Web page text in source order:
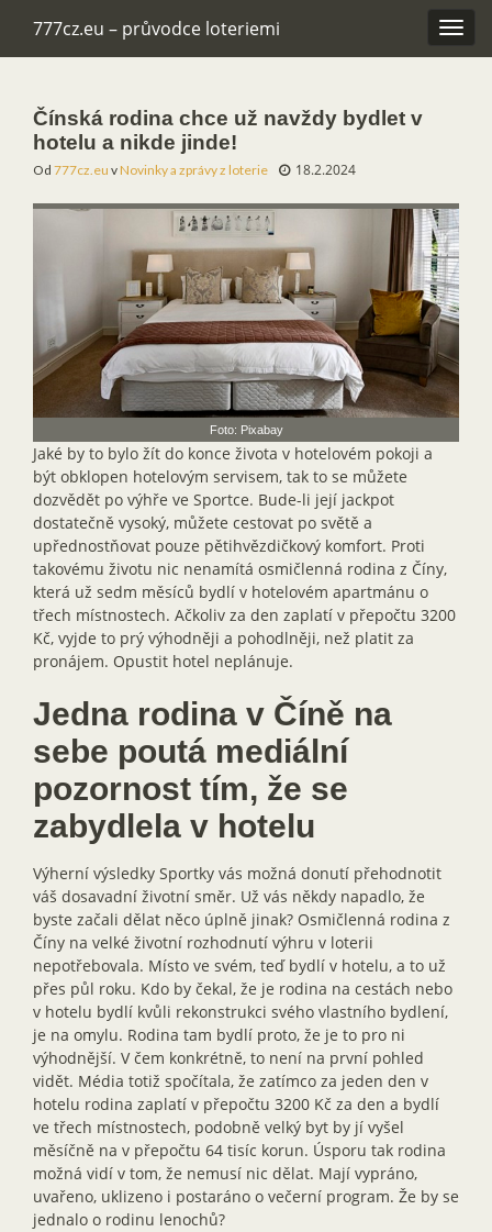
777cz.eu – průvodce loteriemi
Čínská rodina chce už navždy bydlet v
hotelu a nikde jinde!
Od 777cz.eu vNovinky a zprávy z loterie 18.2.2024
Foto: Pixabay
Jaké by to bylo žít do konce života v hotelovém pokoji a
být obklopen hotelovým servisem, tak to se můžete
dozvědět po výhře ve Sportce. Bude-li její jackpot
dostatečně vysoký, můžete cestovat po světě a
upřednostňovat pouze pětihvězdičkový komfort. Proti
takovému životu nic nenamítá osmičlenná rodina z Číny,
která už sedm měsíců bydlí v hotelovém apartmánu o
třech místnostech. Ačkoliv za den zaplatí v přepočtu 3200
Kč, vyjde to prý výhodněji a pohodlněji, než platit za
pronájem. Opustit hotel neplánuje.
Jedna rodina v Číně na
sebe poutá mediální
pozornost tím, že se
zabydlela v hotelu
Výherní výsledky Sportky vás možná donutí přehodnotit
váš dosavadní životní směr. Už vás někdy napadlo, že
byste začali dělat něco úplně jinak? Osmičlenná rodina z
Číny na velké životní rozhodnutí výhru v loterii
nepotřebovala. Místo ve svém, teď bydlí v hotelu, a to už
přes půl roku. Kdo by čekal, že je rodina na cestách nebo
v hotelu bydlí kvůli rekonstrukci svého vlastního bydlení,
je na omylu. Rodina tam bydlí proto, že je to pro ni
výhodnější. V čem konkrétně, to není na první pohled
vidět. Média totiž spočítala, že zatímco za jeden den v
hotelu rodina zaplatí v přepočtu 3200 Kč za den a bydlí
ve třech místnostech, podobně velký byt by jí vyšel
měsíčně na v přepočtu 64 tisíc korun. Úsporu tak rodina
možná vidí v tom, že nemusí nic dělat. Mají vypráno,
uvařeno, uklizeno i postaráno o večerní program. Že by se
jednalo o rodinu lenochů?